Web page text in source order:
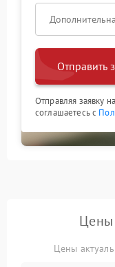
Отправить
Отправляя заявку
соглашаетесь с
Цены
Цены